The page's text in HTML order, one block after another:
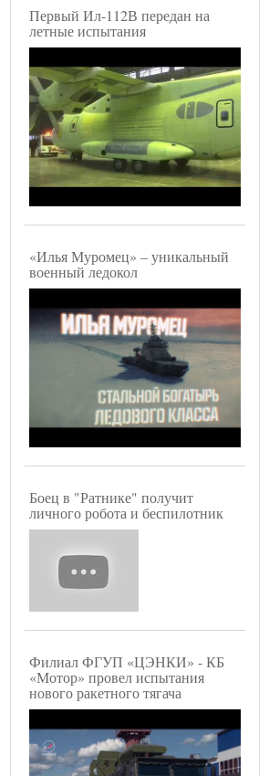
Первый Ил-112В передан на
летные испытания
«Илья Муромец» – уникальный
военный ледокол
Боец в "Ратнике" получит
личного робота и беспилотник
Филиал ФГУП «ЦЭНКИ» - КБ
«Мотор» провел испытания
нового ракетного тягача